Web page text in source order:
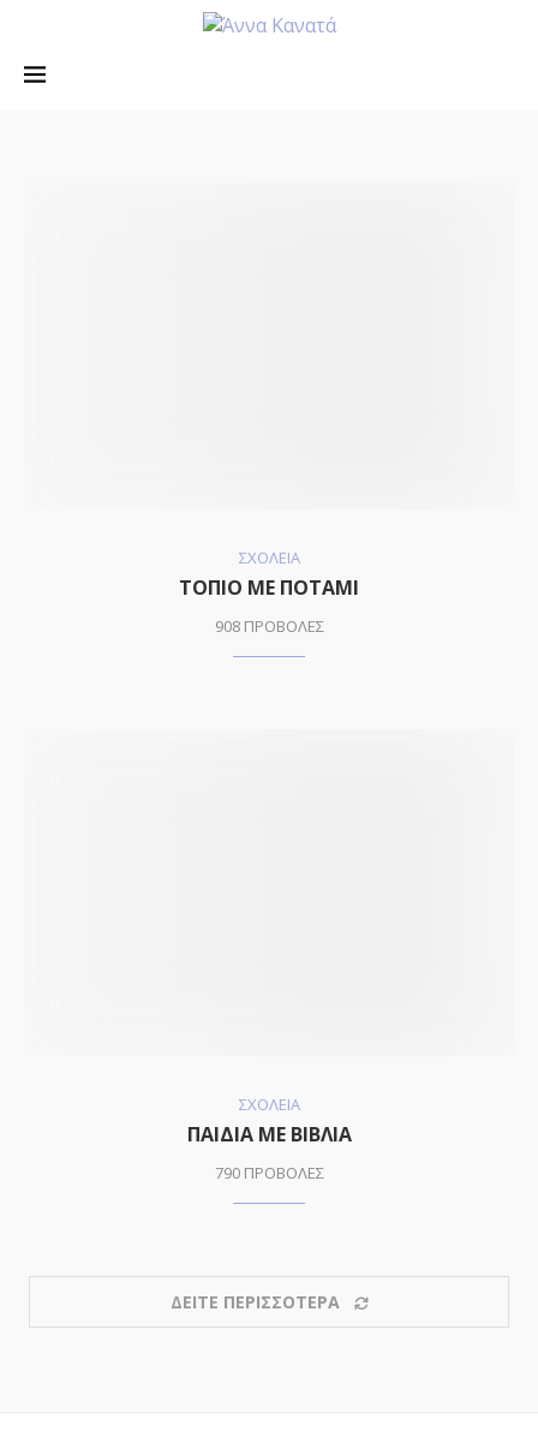
ΣΧΟΛΕΙΑ
ΤΟΠΙΟ ΜΕ ΠΟΤΑΜΙ
908 ΠΡΟΒΟΛΕΣ
ΣΧΟΛΕΙΑ
ΠΑΙΔΙΑ ΜΕ ΒΙΒΛΙΑ
790 ΠΡΟΒΟΛΕΣ
ΔΕΙΤΕ ΠΕΡΙΣΣΟΤΕΡΑ